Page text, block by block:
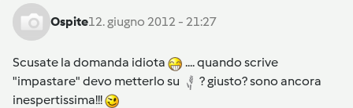
Ospite12. giugno 2012 - 21:27
Scusate la domanda idiota
.... quando scrive
"impastare" devo metterlo su
? giusto? sono ancora
inespertissima!!!